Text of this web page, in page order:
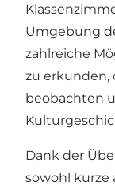
Umgebung
zahlreiche
zu erkunden,
beobachten
Dank der
sowohl kurze